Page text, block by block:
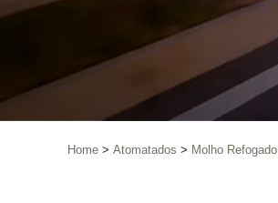
Home Atomatados Molho Refogado